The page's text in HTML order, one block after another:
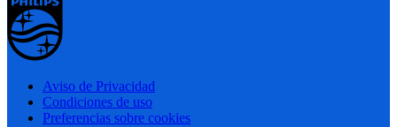
Aviso de Privacidad
Condiciones de uso
Preferencias sobre cookies